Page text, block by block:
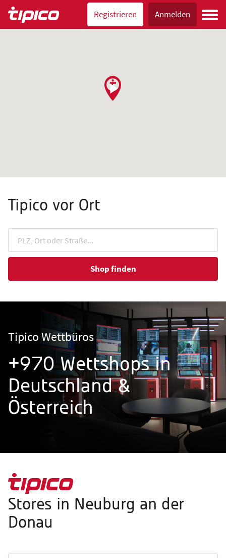
Registrieren Anmelden
Tipico vor Ort
Shop finden
Tipico Wettbüros
+970 Wettshops in
Deutschland &
Österreich
Stores in Neuburg an der
Donau